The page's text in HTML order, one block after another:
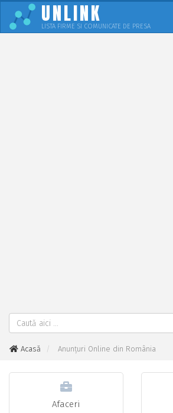
UNLINK
LISTA FIRME SI COMUNICATE DE PRESA
Acasă Anunțuri Online din România
Afaceri